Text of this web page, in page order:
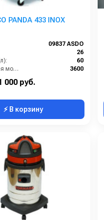
PANDA 433 INOX
09837 ASDO
26
60
Потребляемая мощность (Вт):
3600
000 руб.
⚡ В корзину